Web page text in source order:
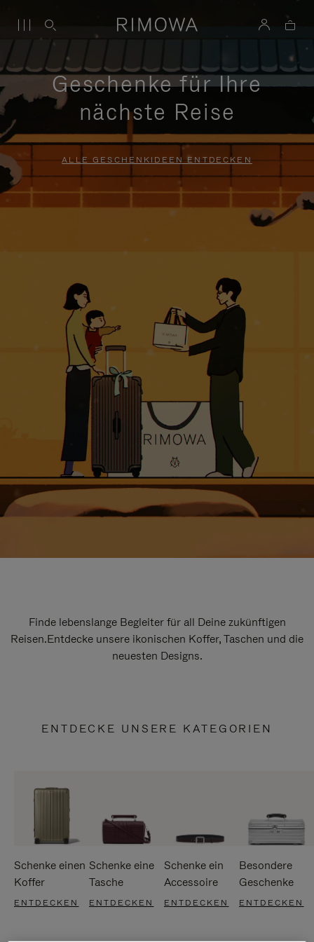
Geschenke für Ihre
nächste Reise
ALLE GESCHENKIDEEN ENTDECKEN
Finde lebenslange Begleiter für all Deine zukünftigen
Reisen.Entdecke unsere ikonischen Koffer, Taschen und die
neuesten Designs.
ENTDECKE UNSERE KATEGORIEN
Schenke einen
Koffer
ENTDECKEN
Schenke eine
Tasche
ENTDECKEN
Schenke ein
Accessoire
ENTDECKEN
Besondere
Geschenke
ENTDECKEN